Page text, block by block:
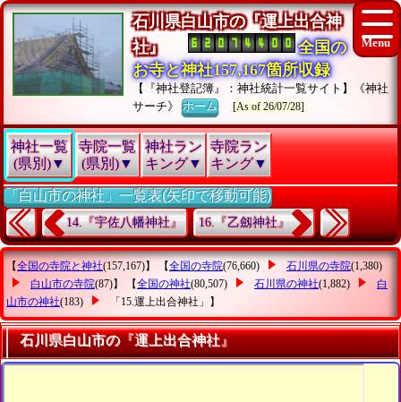
石川県白山市の『運上出合神
社』
全国の
お寺と神社157,167箇所収録
【『神社登記簿』：神社統計一覧サイト】《神社
サーチ》ホーム [As of 26/07/28]
神社一覧
(県別)▼
寺院一覧
(県別)▼
神社ラン
キング▼
寺院ラン
キング▼
「白山市の神社」一覧表(矢印で移動可能)
14.『宇佐八幡神社』 16.『乙劔神社』
【全国の寺院と神社(157,167)】 【全国の寺院(76,660) 石川県の寺院(1,380)
白山市の寺院(87)】 【全国の神社(80,507) 石川県の神社(1,882)
白
山市の神社(183) 「15.運上出合神社」 】
石川県白山市の『運上出合神社』